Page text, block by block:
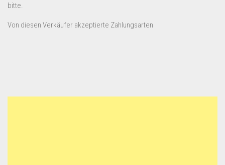
bitte.
Von diesen Verkäufer akzeptierte Zahlungsarten